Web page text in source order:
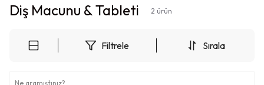
Diş Macunu & Tableti 2 ürün
Filtrele Sırala